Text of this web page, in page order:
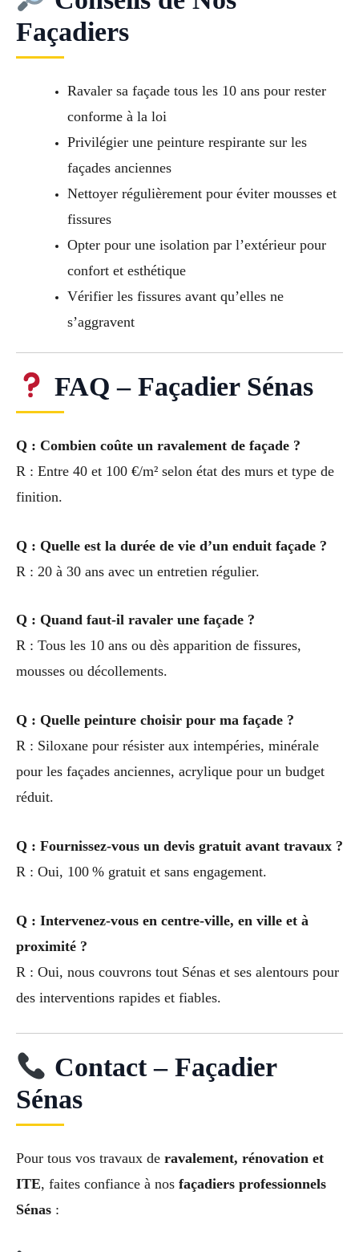
Façadiers
Ravaler sa façade tous les 10 ans pour rester
conforme à la loi
Privilégier une peinture respirante sur les
façades anciennes
Nettoyer régulièrement pour éviter mousses et
fissures
Opter pour une isolation par l’extérieur pour
confort et esthétique
Vérifier les fissures avant qu’elles ne
s’aggravent
FAQ – Façadier Sénas
Q : Combien coûte un ravalement de façade ?
R : Entre 40 et 100 €/m² selon état des murs et type de
finition.
Q : Quelle est la durée de vie d’un enduit façade ?
R : 20 à 30 ans avec un entretien régulier.
Q : Quand faut-il ravaler une façade ?
R : Tous les 10 ans ou dès apparition de fissures,
mousses ou décollements.
Q : Quelle peinture choisir pour ma façade ?
R : Siloxane pour résister aux intempéries, minérale
pour les façades anciennes, acrylique pour un budget
réduit.
Q : Fournissez-vous un devis gratuit avant travaux ?
R : Oui, 100 % gratuit et sans engagement.
Q : Intervenez-vous en centre-ville, en ville et à
proximité ?
R : Oui, nous couvrons tout Sénas et ses alentours pour
des interventions rapides et fiables.
Contact – Façadier
Sénas
Pour tous vos travaux de ravalement, rénovation et
ITE, faites confiance à nos façadiers professionnels
Sénas :